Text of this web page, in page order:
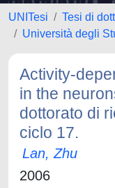
UNITesi
Tesi di
Università degli
Activity-
in the
dottorato di
ciclo 17.
Lan, Zhu
2006